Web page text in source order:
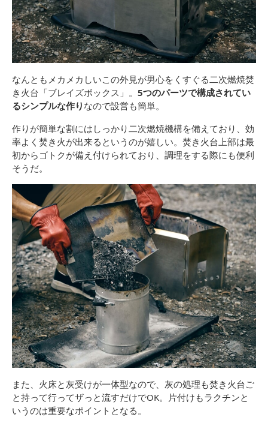
なんともメカメカしいこの外見が男心をくすぐる二次燃焼焚
き火台「ブレイズボックス」。 5つのパーツで構成されてい
るシンプルな作り なので設営も簡単。
作りが簡単な割にはしっかり二次燃焼機構を備えており、効
率よく焚き火が出来るというのが嬉しい。焚き火台上部は最
初からゴトクが備え付けられており、調理をする際にも便利
そうだ。
また、火床と灰受けが一体型なので、灰の処理も焚き火台ご
と持って行ってザっと流すだけでOK。片付けもラクチンと
いうのは重要なポイントとなる。